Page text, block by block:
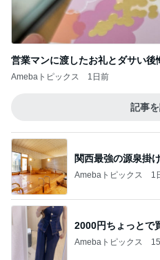
営業マンに渡したお礼とダサい後
Amebaトピックス 1日前
記事
関西最強の源泉掛
Amebaトピックス 1
2000円ちょっとで
Amebaトピックス